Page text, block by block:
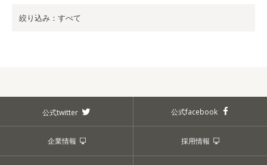
絞り込み：すべて
公式twitter 公式facebook
企業情報 採用情報